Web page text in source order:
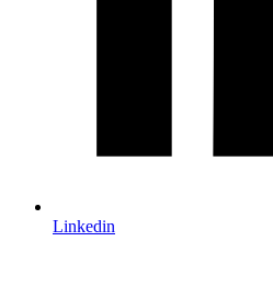
Linkedin